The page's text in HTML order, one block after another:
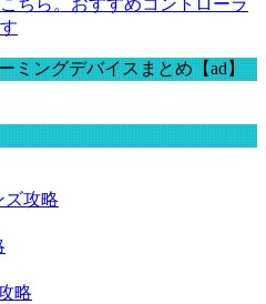
ちら。おすすめコントローラ
ミングデバイスまとめ【ad】
ズ攻略
略